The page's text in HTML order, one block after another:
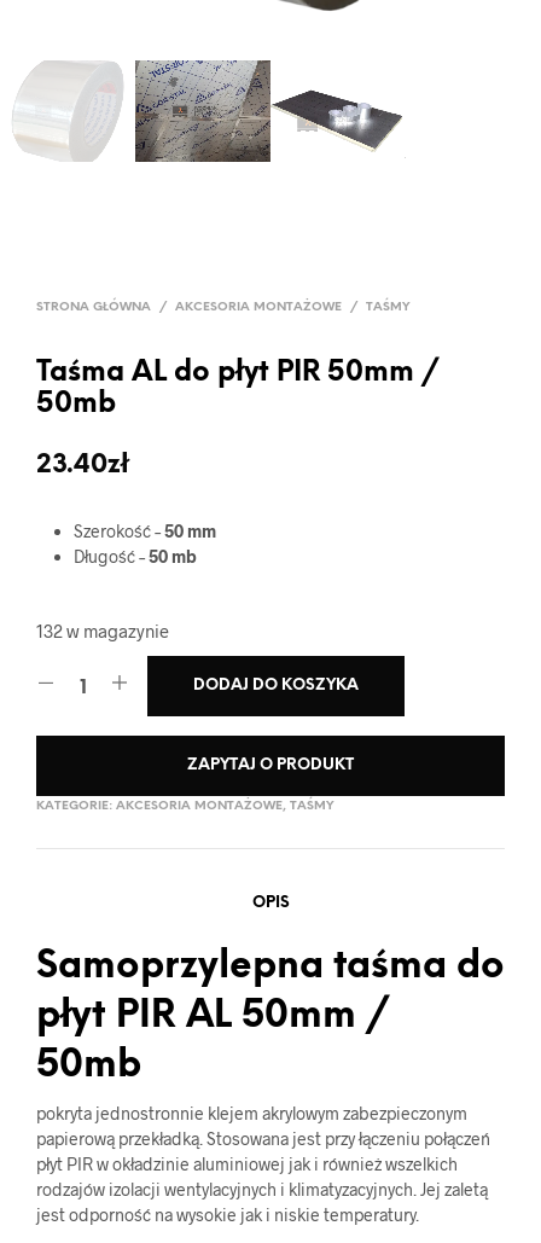
STRONA GŁÓWNA / AKCESORIA MONTAŻOWE / TAŚMY
Taśma AL do płyt PIR 50mm /
50mb
23.40zł
Szerokość –50 mm
Długość –50 mb
132 w magazynie
DODAJ DO KOSZYKA
ZAPYTAJ O PRODUKT
KATEGORIE: AKCESORIA MONTAŻOWE, TAŚMY
OPIS
Samoprzylepna taśma do
płyt PIR AL 50mm /
50mb
pokryta jednostronnie klejem akrylowym zabezpieczonym
papierową przekładką. Stosowana jest przy łączeniu połączeń
płyt PIR w okładzinie aluminiowej jak i również wszelkich
rodzajów izolacji wentylacyjnych i klimatyzacyjnych. Jej zaletą
jest odporność na wysokie jak i niskie temperatury.